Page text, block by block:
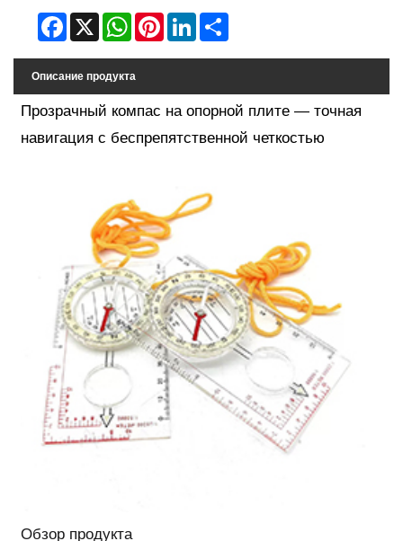
Facebook WhatsAppPinterestLinkedIn
Описание продукта
Прозрачный компас на опорной плите — точная
навигация с беспрепятственной четкостью
Обзор продукта